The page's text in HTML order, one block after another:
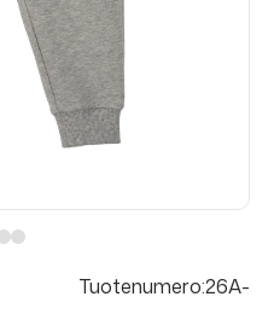
Tuotenumero:26A-